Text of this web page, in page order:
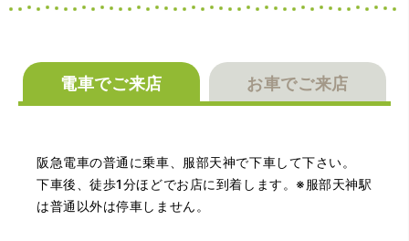
（兵庫県神戸市）別のお店でメール査定した際の1.5倍の金
電車でご来店 お車でご来店
阪急電車の普通に乗車、服部天神で下車して下さい。
下車後、徒歩1分ほどでお店に到着します。※服部天神駅
は普通以外は停車しません。